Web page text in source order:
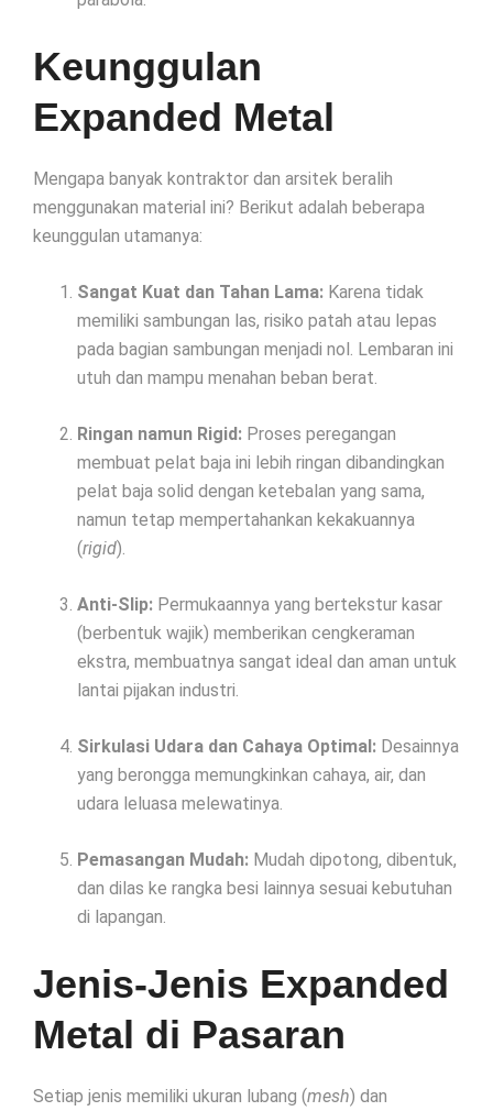
Keunggulan
Expanded Metal
Mengapa banyak kontraktor dan arsitek beralih
menggunakan material ini? Berikut adalah beberapa
keunggulan utamanya:
Sangat Kuat dan Tahan Lama: Karena tidak
memiliki sambungan las, risiko patah atau lepas
pada bagian sambungan menjadi nol. Lembaran ini
utuh dan mampu menahan beban berat.
Ringan namun Rigid: Proses peregangan
membuat pelat baja ini lebih ringan dibandingkan
pelat baja solid dengan ketebalan yang sama,
namun tetap mempertahankan kekakuannya
(rigid).
Anti-Slip: Permukaannya yang bertekstur kasar
(berbentuk wajik) memberikan cengkeraman
ekstra, membuatnya sangat ideal dan aman untuk
lantai pijakan industri.
Sirkulasi Udara dan Cahaya Optimal: Desainnya
yang berongga memungkinkan cahaya, air, dan
udara leluasa melewatinya.
Pemasangan Mudah: Mudah dipotong, dibentuk,
dan dilas ke rangka besi lainnya sesuai kebutuhan
di lapangan.
Jenis-Jenis Expanded
Metal di Pasaran
Setiap jenis memiliki ukuran lubang (mesh) dan